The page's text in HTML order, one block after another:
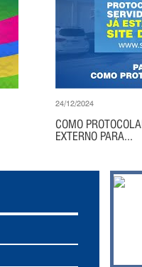
24/12/2024
COMO
EXTERNO PARA...